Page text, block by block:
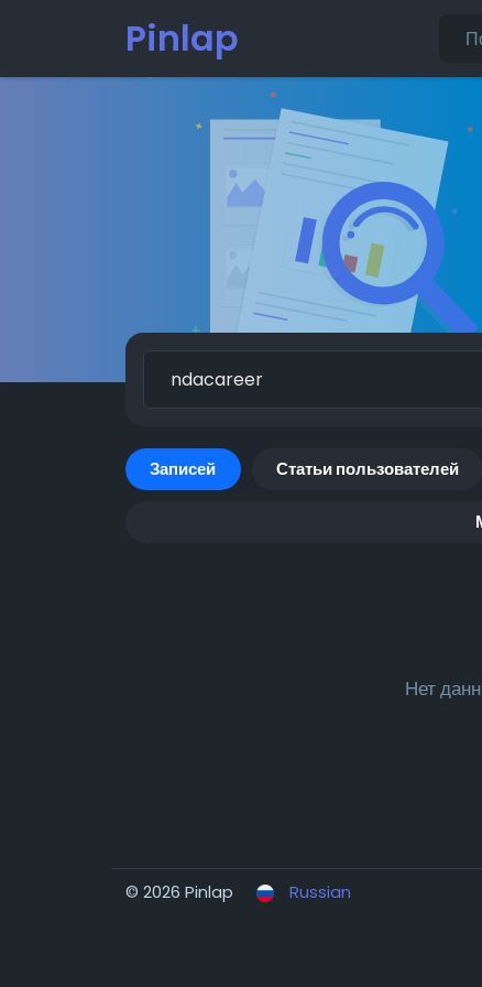
Pinlap
Записей Статьи пользователей
Нет
© 2026 Pinlap Russian